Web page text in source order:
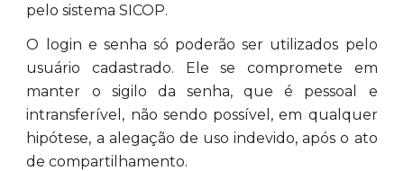
pelo sistema SICOP.
O login e senha só poderão ser utilizados pelo
usuário cadastrado. Ele se compromete em
manter o sigilo da senha, que é pessoal e
intransferível, não sendo possível, em qualquer
hipótese, a alegação de uso indevido, após o ato
de compartilhamento.